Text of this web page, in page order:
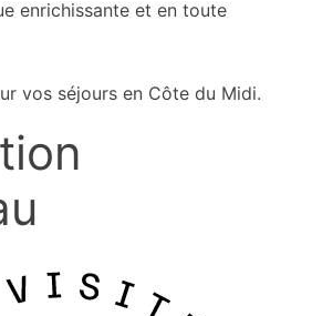
enrichissante et en toute
vos séjours en Côte du Midi.